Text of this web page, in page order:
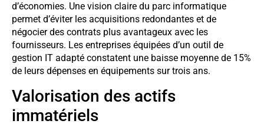
d’économies. Une vision claire du parc informatique
permet d’éviter les acquisitions redondantes et de
négocier des contrats plus avantageux avec les
fournisseurs. Les entreprises équipées d’un outil de
gestion IT adapté constatent une baisse moyenne de 15%
de leurs dépenses en équipements sur trois ans.
Valorisation des actifs
immatériels